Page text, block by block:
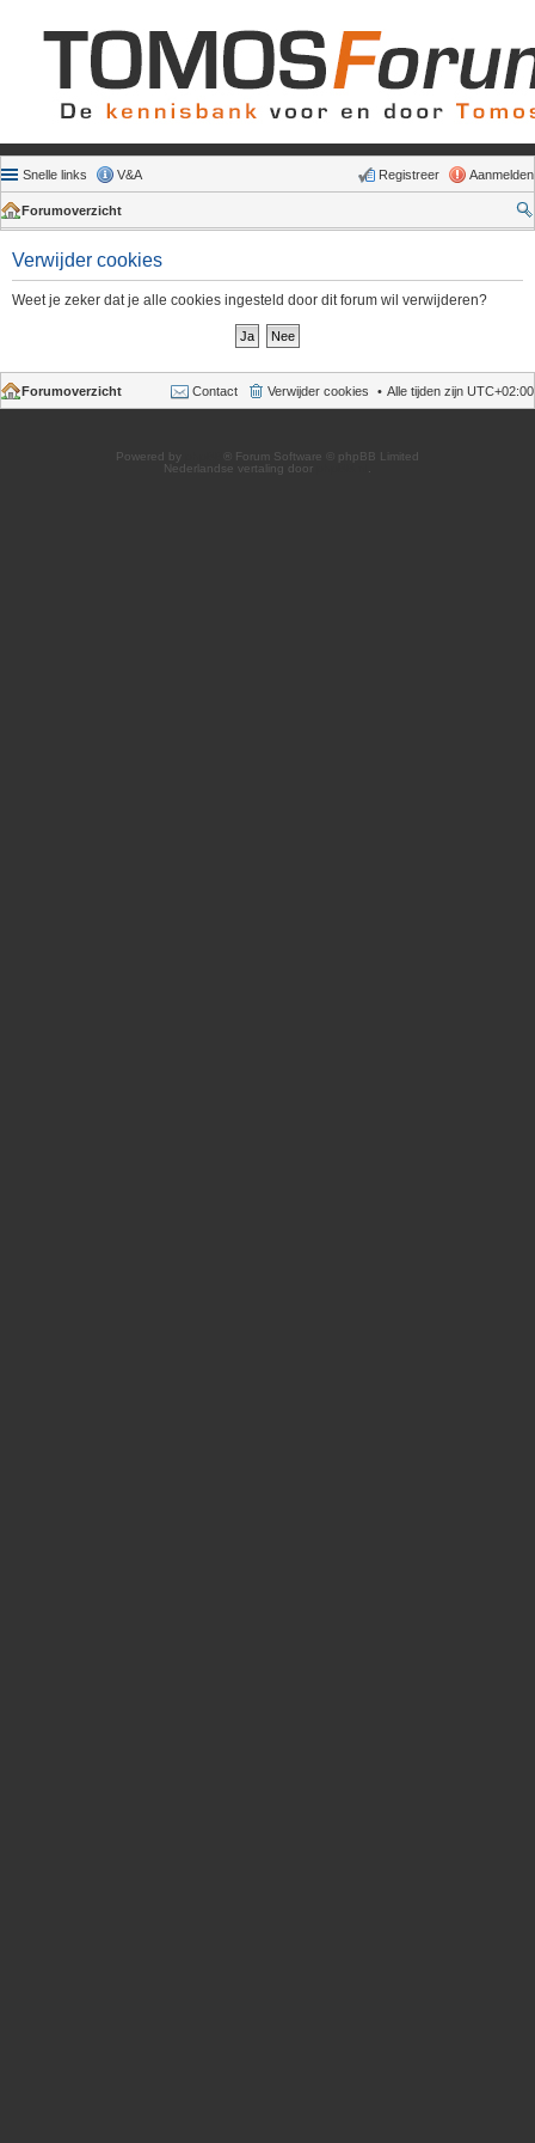
Snelle links V&A Aanmelden
Registreer
Forumoverzicht
Verwijder cookies
Weet je zeker dat je alle cookies ingesteld door dit forum wil verwijderen?
Forumoverzicht Alle tijden zijn UTC+02:00
Verwijder cookies
Contact
Powered by
® Forum Software © phpBB Limited
Nederlandse vertaling door